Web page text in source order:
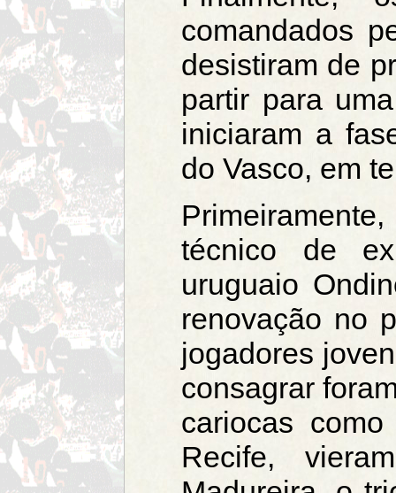
comandados
desistiram de
partir para
iniciaram a
do Vasco, em
técnico de
uruguaio
renovação no
jogadores
consagrar
cariocas
Recife,